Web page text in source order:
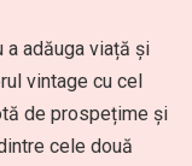
adăuga viață și
vintage cu cel
de prospețime și
cele două